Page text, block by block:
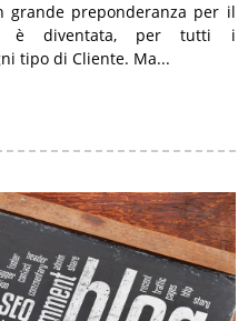
grande preponderanza per il
è diventata, per tutti i
tipo di Cliente. Ma...